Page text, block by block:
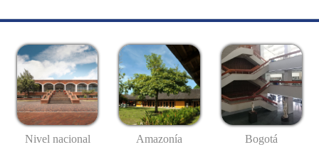
Nivel nacional Amazonía Bogotá